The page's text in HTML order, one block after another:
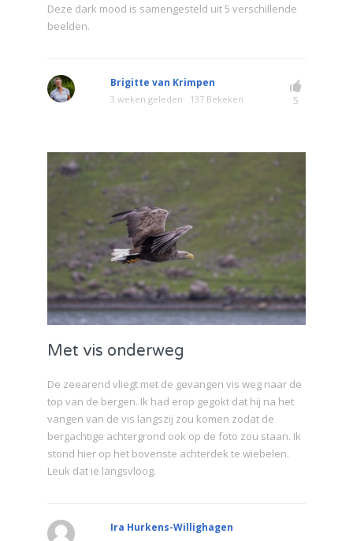
Deze dark mood is samengesteld uit 5 verschillende
beelden.
Brigitte van Krimpen
3 weken geleden 137 Bekeken 5
Met vis onderweg
De zeearend vliegt met de gevangen vis weg naar de
top van de bergen. Ik had erop gegokt dat hij na het
vangen van de vis langszij zou komen zodat de
bergachtige achtergrond ook op de foto zou staan. Ik
stond hier op het bovenste achterdek te wiebelen.
Leuk dat ie langsvloog.
Ira Hurkens-Willighagen